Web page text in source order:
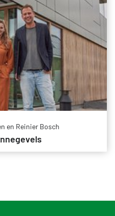
en Reinier Bosch